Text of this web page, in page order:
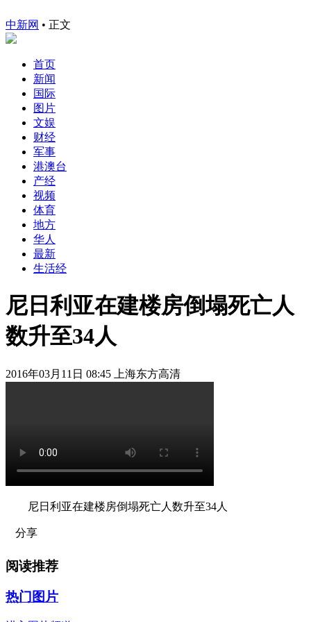
中新网 • 正文
首页
新闻
国际
图片
文娱
财经
军事
港澳台
产经
视频
体育
地方
华人
最新
生活经
尼日利亚在建楼房倒塌死亡人
数升至34人
2016年03月11日 08:45 上海东方高清
尼日利亚在建楼房倒塌死亡人数升至34人
分享
阅读推荐
热门图片